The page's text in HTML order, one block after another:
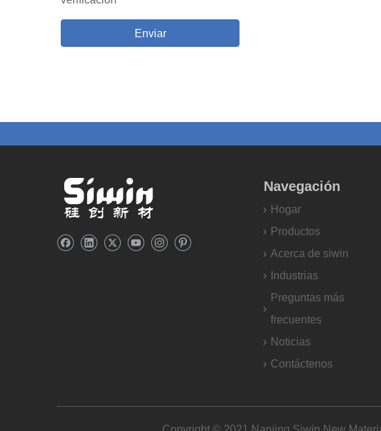
Enviar
Navegación
Hogar
Productos
Acerca de siwin
Industrias
Preguntas más
frecuentes
Noticias
Contáctenos